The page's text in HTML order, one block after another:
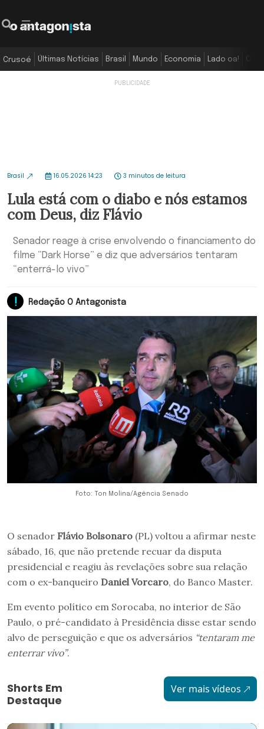
Crusoé Últimas Notícias Brasil Mundo Economia Lado oa!
Brasil 16.05.2026 14:23 3 minutos de leitura
Lula está com o diabo e nós estamos
com Deus, diz Flávio
Senador reage à crise envolvendo o financiamento do
filme “Dark Horse” e diz que adversários tentaram
“enterrá-lo vivo”
Redação O Antagonista
Foto: Ton Molina/Agência Senado
O senador Flávio Bolsonaro (PL) voltou a afirmar neste
sábado, 16, que não pretende recuar da disputa
presidencial e reagiu às revelações sobre sua relação
com o ex-banqueiro Daniel Vorcaro, do Banco Master.
Em evento político em Sorocaba, no interior de São
Paulo, o pré-candidato à Presidência disse estar sendo
alvo de perseguição e que os adversários “tentaram me
enterrar vivo”.
Shorts Em
Destaque
Ver mais vídeos